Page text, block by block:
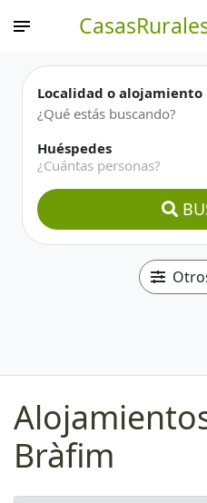
Localidad o alojamiento
Huéspedes
¿Cuántas personas?
Bràfim